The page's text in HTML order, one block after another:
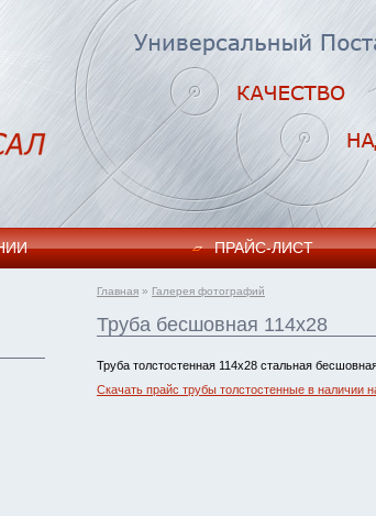
ПРАЙC-ЛИСТ
Главная » Галерея фотографий
Труба бесшовная 114х28
Труба толстостенная 114х28 стальная
Скачать прайс трубы толстостенные в наличии